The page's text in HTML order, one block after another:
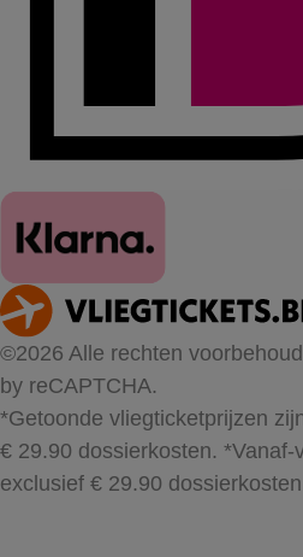
©2026 Alle rechten
by reCAPTCHA.
*Getoonde vliegticketprijzen
€ 29.90 dossierkosten. *Vanaf-
exclusief € 29.90 dossierkosten